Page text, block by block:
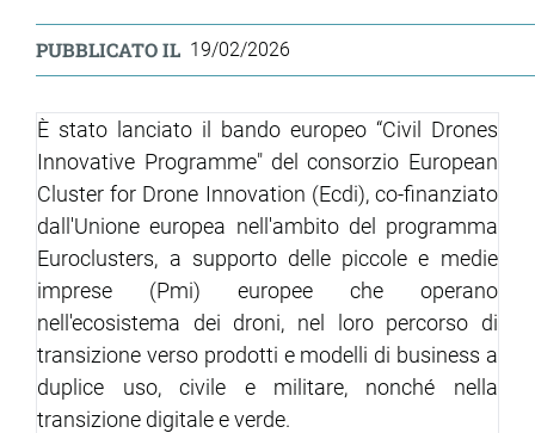
PUBBLICATO IL 19/02/2026
È stato lanciato il bando europeo “Civil Drones
Innovative Programme" del consorzio European
Cluster for Drone Innovation (Ecdi), co-finanziato
dall'Unione europea nell'ambito del programma
Euroclusters, a supporto delle piccole e medie
imprese (Pmi) europee che operano
nell'ecosistema dei droni, nel loro percorso di
transizione verso prodotti e modelli di business a
duplice uso, civile e militare, nonché nella
transizione digitale e verde.